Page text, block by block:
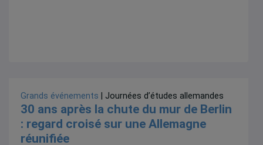
Grands événements | Journées d’études allemandes
30 ans après la chute du mur de Berlin
: regard croisé sur une Allemagne
réunifiée